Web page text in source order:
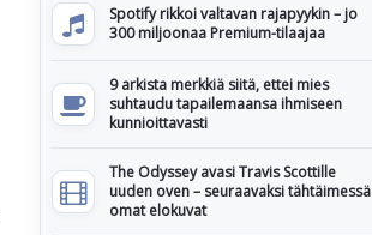
Spotify rikkoi valtavan rajapyykin – jo
300 miljoonaa Premium-tilaajaa
9 arkista merkkiä siitä, ettei mies
suhtaudu tapailemaansa ihmiseen
kunnioittavasti
The Odyssey avasi Travis Scottille
uuden oven – seuraavaksi tähtäimessä
omat elokuvat